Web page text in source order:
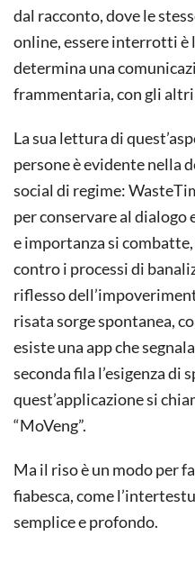
dal racconto, dove le
online, essere interrotti è
determina una
frammentaria, con gli altri
La sua lettura di
persone è evidente nella
social di regime:
per conservare al dialogo
e importanza si
contro i processi di
riflesso
risata sorge spontanea,
esiste una app che
seconda fila l’esigenza di
quest’applicazione si
“MoVeng”.
Ma il riso è un modo per
fiabesca, come
semplice e profondo.